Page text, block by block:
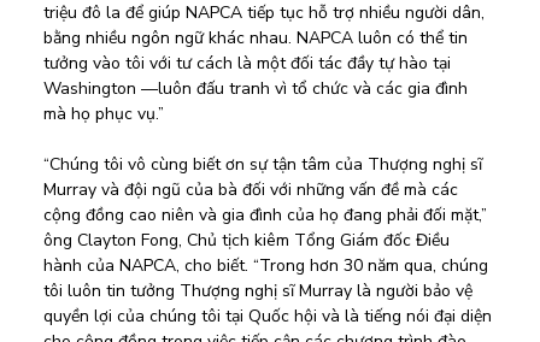
triệu đô la để giúp NAPCA tiếp tục hỗ trợ nhiều người dân,
bằng nhiều ngôn ngữ khác nhau. NAPCA luôn có thể tin
tưởng vào tôi với tư cách là một đối tác đầy tự hào tại
Washington —luôn đấu tranh vì tổ chức và các gia đình
mà họ phục vụ.”
“Chúng tôi vô cùng biết ơn sự tận tâm của Thượng nghị sĩ
Murray và đội ngũ của bà đối với những vấn đề mà các
cộng đồng cao niên và gia đình của họ đang phải đối mặt,”
ông Clayton Fong, Chủ tịch kiêm Tổng Giám đốc Điều
hành của NAPCA, cho biết. “Trong hơn 30 năm qua, chúng
tôi luôn tin tưởng Thượng nghị sĩ Murray là người bảo vệ
quyền lợi của chúng tôi tại Quốc hội và là tiếng nói đại diện